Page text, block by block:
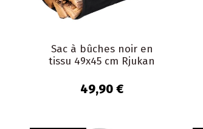
Sac à bûches noir en
tissu 49x45 cm Rjukan
49,90 €